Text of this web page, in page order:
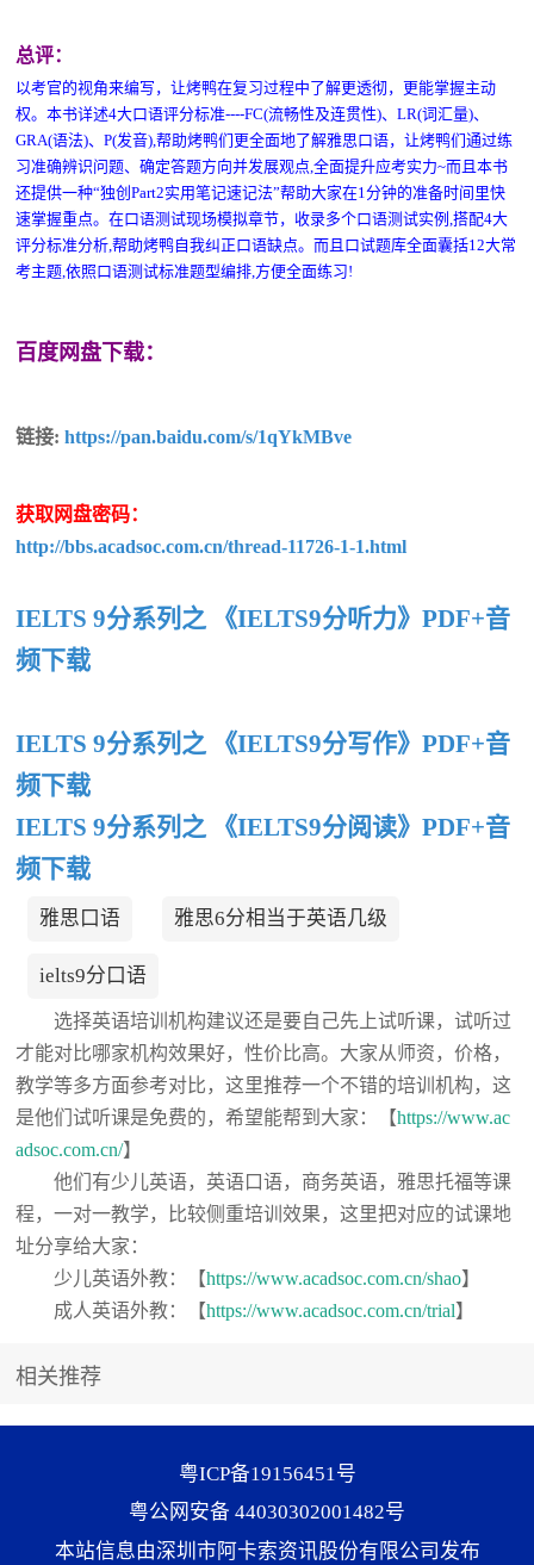
总评：
以考官的视角来编写，让烤鸭在复习过程中了解更透彻，更能掌握主动
权。本书详述4大口语评分标准----FC(流畅性及连贯性)、LR(词汇量)、
GRA(语法)、P(发音),帮助烤鸭们更全面地了解雅思口语，让烤鸭们通过练
习准确辨识问题、确定答题方向并发展观点,全面提升应考实力~而且本书
还提供一种“独创Part2实用笔记速记法”帮助大家在1分钟的准备时间里快
速掌握重点。在口语测试现场模拟章节，收录多个口语测试实例,搭配4大
评分标准分析,帮助烤鸭自我纠正口语缺点。而且口试题库全面囊括12大常
考主题,依照口语测试标准题型编排,方便全面练习!
百度网盘下载：
链接:https://pan.baidu.com/s/1qYkMBve
获取网盘密码：
http://bbs.acadsoc.com.cn/thread-11726-1-1.html
IELTS 9分系列之 《IELTS9分听力》PDF+音
频下载
IELTS 9分系列之 《IELTS9分写作》PDF+音
频下载
IELTS 9分系列之 《IELTS9分阅读》PDF+音
频下载
雅思口语 雅思6分相当于英语几级
ielts9分口语
选择英语培训机构建议还是要自己先上试听课，试听过
才能对比哪家机构效果好，性价比高。大家从师资，价格，
教学等多方面参考对比，这里推荐一个不错的培训机构，这
是他们试听课是免费的，希望能帮到大家：【https://www.ac
adsoc.com.cn/】
他们有少儿英语，英语口语，商务英语，雅思托福等课
程，一对一教学，比较侧重培训效果，这里把对应的试课地
址分享给大家：
少儿英语外教：【https://www.acadsoc.com.cn/shao】
成人英语外教：【https://www.acadsoc.com.cn/trial】
相关推荐
粤ICP备19156451号
粤公网安备 44030302001482号
本站信息由深圳市阿卡索资讯股份有限公司发布